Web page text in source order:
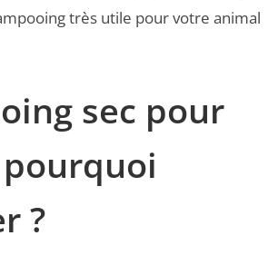
très utile pour votre animal
sec pour
?